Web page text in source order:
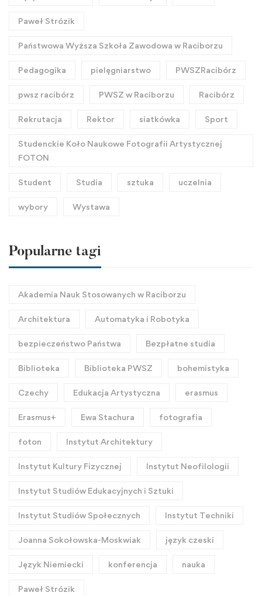
Paweł Strózik
Państwowa Wyższa Szkoła Zawodowa w Raciborzu
Pedagogika pielęgniarstwo PWSZRacibórz
pwsz racibórz PWSZ w Raciborzu Racibórz
Rekrutacja Rektor siatkówka Sport
Studenckie Koło Naukowe Fotografii Artystycznej
FOTON
Student Studia sztuka uczelnia
wybory Wystawa
Popularne tagi
Akademia Nauk Stosowanych w Raciborzu
Architektura Automatyka i Robotyka
bezpieczeństwo Państwa Bezpłatne studia
Biblioteka Biblioteka PWSZ bohemistyka
Czechy Edukacja Artystyczna erasmus
Erasmus+ Ewa Stachura fotografia
foton Instytut Architektury
Instytut Kultury Fizycznej Instytut Neofilologii
Instytut Studiów Edukacyjnych i Sztuki
Instytut Studiów Społecznych Instytut Techniki
Joanna Sokołowska-Moskwiak język czeski
Język Niemiecki konferencja nauka
Paweł Strózik